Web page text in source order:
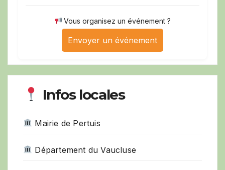
Vous organisez un événement ?
Envoyer un événement
Infos locales
Mairie de Pertuis
Département du Vaucluse